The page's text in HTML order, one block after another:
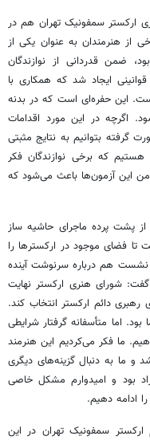
ارکستر سمفونیک تهران هم در
از هنرمندان به عنوان یکی از
ضمن قدردانی از نوازندگان
ایجاد شد که همکاری با
این حفره‌ای است که در بدنه
اگرچه در این مورد اقدامات
گرفته بتوانیم به نتایج مثبتی
که برخی نوازندگان فکر
من این آزمون‌ها باعث می‌شود که
پشت پرده ماجرای حاشیه ساز
تا فضای موجود در ارکسترها را
هم درباره سرنوشت آینده
شورای هنری ارکستر نهایت
رهبری دائم ارکستر انتخاب کند.
اما متأسفانه گرفتار شرایطی
ما فکر می‌کردیم این هنرمند
و ما به دنبال گزینه‌های دیگری
بود و امیدوارم مشکل خاصی
را ادامه دهیم.
ارکستر سمفونیک تهران در این